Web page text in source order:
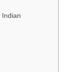
Indian